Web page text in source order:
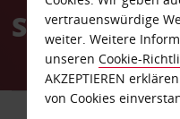
Stadt
vertrauenswürdige
weiter. Weitere
unseren Cookie-
AKZEPTIEREN
von Cookies